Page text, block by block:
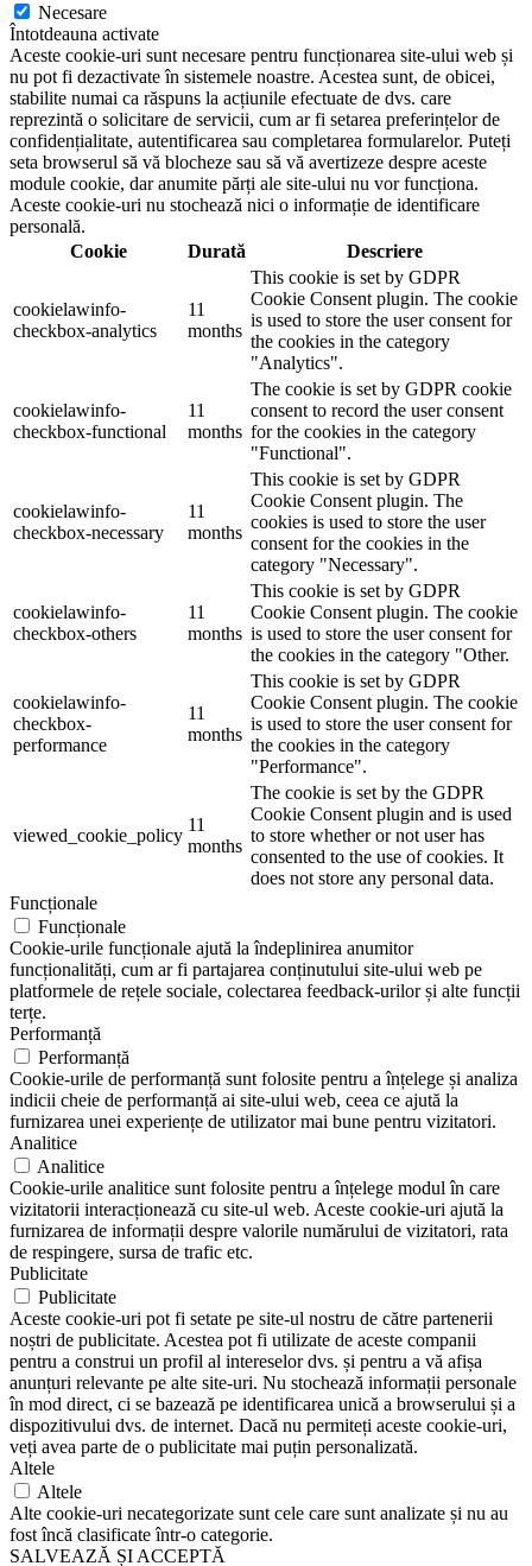
Necesare
Întotdeauna activate
Aceste cookie-uri sunt necesare pentru funcționarea site-ului web și
nu pot fi dezactivate în sistemele noastre. Acestea sunt, de obicei,
stabilite numai ca răspuns la acțiunile efectuate de dvs. care
reprezintă o solicitare de servicii, cum ar fi setarea preferințelor de
confidențialitate, autentificarea sau completarea formularelor. Puteți
seta browserul să vă blocheze sau să vă avertizeze despre aceste
module cookie, dar anumite părți ale site-ului nu vor funcționa.
Aceste cookie-uri nu stochează nici o informație de identificare
personală.
Cookie
Durată Descriere
cookielawinfo-
checkbox-analytics
11
months
This cookie is set by GDPR
Cookie Consent plugin. The cookie
is used to store the user consent for
the cookies in the category
"Analytics".
cookielawinfo-
checkbox-functional
11
months
The cookie is set by GDPR cookie
consent to record the user consent
for the cookies in the category
"Functional".
cookielawinfo-
checkbox-necessary
11
months
This cookie is set by GDPR
Cookie Consent plugin. The
cookies is used to store the user
consent for the cookies in the
category "Necessary".
cookielawinfo-
checkbox-others
11
months
This cookie is set by GDPR
Cookie Consent plugin. The cookie
is used to store the user consent for
the cookies in the category "Other.
cookielawinfo-
checkbox-
performance
11
months
This cookie is set by GDPR
Cookie Consent plugin. The cookie
is used to store the user consent for
the cookies in the category
"Performance".
viewed_cookie_policy
11
months
The cookie is set by the GDPR
Cookie Consent plugin and is used
to store whether or not user has
consented to the use of cookies. It
does not store any personal data.
Funcționale
Funcționale
Cookie-urile funcționale ajută la îndeplinirea anumitor
funcționalități, cum ar fi partajarea conținutului site-ului web pe
platformele de rețele sociale, colectarea feedback-urilor și alte funcții
terțe.
Performanță
Performanță
Cookie-urile de performanță sunt folosite pentru a înțelege și analiza
indicii cheie de performanță ai site-ului web, ceea ce ajută la
furnizarea unei experiențe de utilizator mai bune pentru vizitatori.
Analitice
Analitice
Cookie-urile analitice sunt folosite pentru a înțelege modul în care
vizitatorii interacționează cu site-ul web. Aceste cookie-uri ajută la
furnizarea de informații despre valorile numărului de vizitatori, rata
de respingere, sursa de trafic etc.
Publicitate
Publicitate
Aceste cookie-uri pot fi setate pe site-ul nostru de către partenerii
noștri de publicitate. Acestea pot fi utilizate de aceste companii
pentru a construi un profil al intereselor dvs. și pentru a vă afișa
anunțuri relevante pe alte site-uri. Nu stochează informații personale
în mod direct, ci se bazează pe identificarea unică a browserului și a
dispozitivului dvs. de internet. Dacă nu permiteți aceste cookie-uri,
veți avea parte de o publicitate mai puțin personalizată.
Altele
Altele
Alte cookie-uri necategorizate sunt cele care sunt analizate și nu au
fost încă clasificate într-o categorie.
SALVEAZĂ ȘI ACCEPTĂ